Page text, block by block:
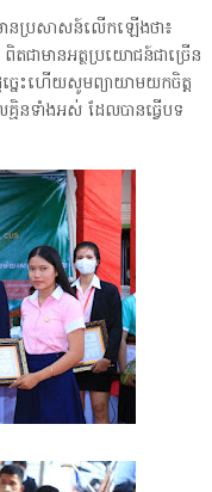
នប្រសាសន៍លើកឡើងថា៖
មានអត្ថប្រយោជន៍ជាច្រើន
នេះហើយសូមព្យាយាមយកចិត្ត
នទាំងអស់ ដែលបានធ្វើបទ